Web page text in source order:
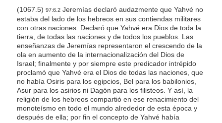
(1067.5) 97:6.2Jeremías declaró audazmente que Yahvé no
estaba del lado de los hebreos en sus contiendas militares
con otras naciones. Declaró que Yahvé era Dios de toda la
tierra, de todas las naciones y de todos los pueblos. Las
enseñanzas de Jeremías representaron el crescendo de la
ola en aumento de la internacionalización del Dios de
Israel; finalmente y por siempre este predicador intrépido
proclamó que Yahvé era el Dios de todas las naciones, que
no había Osiris para los egipcios, Bel para los babilonios,
Asur para los asirios ni Dagón para los filisteos. Y así, la
religión de los hebreos compartió en ese renacimiento del
monoteísmo en todo el mundo alrededor de esta época y
después de ella; por fin el concepto de Yahvé había